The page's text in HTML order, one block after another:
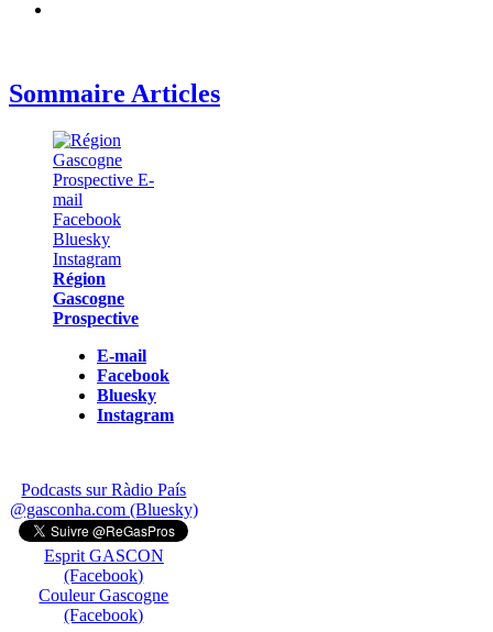
Sommaire Articles
Région
Gascogne
Prospective
E-mail
Facebook
Bluesky
Instagram
Podcasts sur Ràdio País
@gasconha.com (Bluesky)
Esprit GASCON
(Facebook)
Couleur Gascogne
(Facebook)